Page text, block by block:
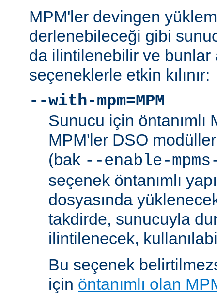
MPM'ler devingen
derlenebileceği gibi
da ilintilenebilir ve bunlar
seçeneklerle etkin kılınır:
--with-mpm=MPM
Sunucu için öntanımlı
MPM'ler DSO
(bak --enable-
seçenek öntanımlı
dosyasında
takdirde, sunucuyla
ilintilenecek,
Bu seçenek
için öntanımlı olan